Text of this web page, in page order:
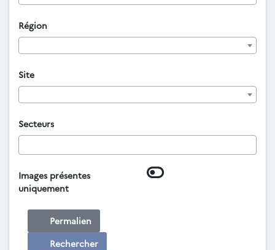
Région
Site
Secteurs
Images présentes
uniquement
Permalien
Rechercher